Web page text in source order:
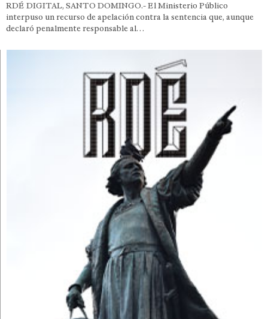
RDÉ DIGITAL, SANTO DOMINGO.- El Ministerio Público
interpuso un recurso de apelación contra la sentencia que, aunque
declaró penalmente responsable al…